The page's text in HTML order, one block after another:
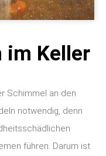
im Keller
Schimmel an den
notwendig, denn
führen. Darum ist